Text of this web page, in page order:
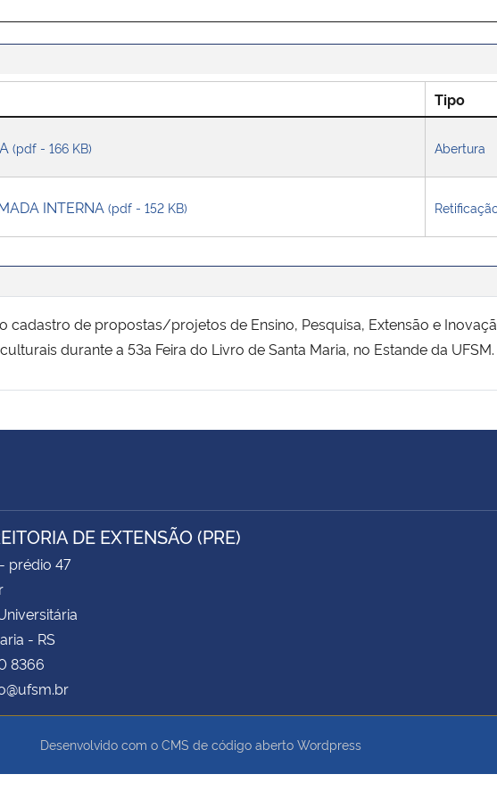
Tipo
(pdf - 166 KB) Abertura
INTERNA (pdf - 152 KB)
de propostas/projetos de Ensino, Pesquisa, Extensão e
durante a 53a Feira do Livro de Santa Maria, no Estande da UFSM.
DE EXTENSÃO (PRE)
prédio 47
- RS
8366
Desenvolvido com o CMS de código aberto Wordpress